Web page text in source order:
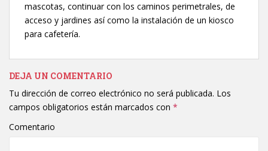
mascotas, continuar con los caminos perimetrales, de
acceso y jardines así como la instalación de un kiosco
para cafetería.
DEJA UN COMENTARIO
Tu dirección de correo electrónico no será publicada. Los
campos obligatorios están marcados con *
Comentario